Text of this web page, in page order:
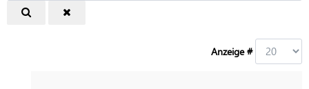
Anzeige #